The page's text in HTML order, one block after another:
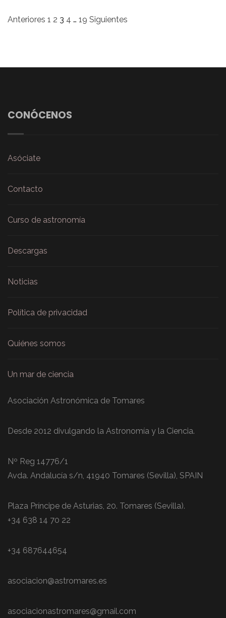
Navegación
Anteriores 1 2 3 4 … 19 Siguientes
CONÓCENOS
Asóciate
Contacto
Curso de astronomía
Descargas
Noticias
Política de privacidad
Quiénes somos
Un mar de ciencia
Asociación Astronómica de Tomares
Desde 2012 divulgando la Astronomía y la Ciencia.
Nº Reg 14776/1
Avda. Andalucía s/n, 41940 Tomares (Sevilla), SPAIN
Plaza Príncipe de Asturias, 20. Tomares (Sevilla).
+34 638 14 70 22
+34 687644654
asociacion@astromares.es
asociacionastromares@gmail.com